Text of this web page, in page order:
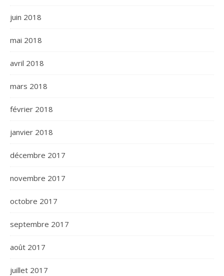
juin 2018
mai 2018
avril 2018
mars 2018
février 2018
janvier 2018
décembre 2017
novembre 2017
octobre 2017
septembre 2017
août 2017
juillet 2017